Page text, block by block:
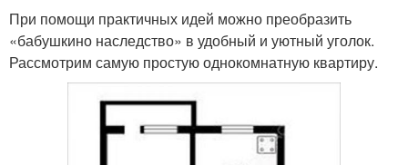
При помощи практичных идей можно преобразить
«бабушкино наследство» в удобный и уютный уголок.
Рассмотрим самую простую однокомнатную квартиру.